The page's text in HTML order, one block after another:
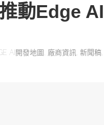
動Edge AI
AI開發地圖 廠商資訊 新聞稿